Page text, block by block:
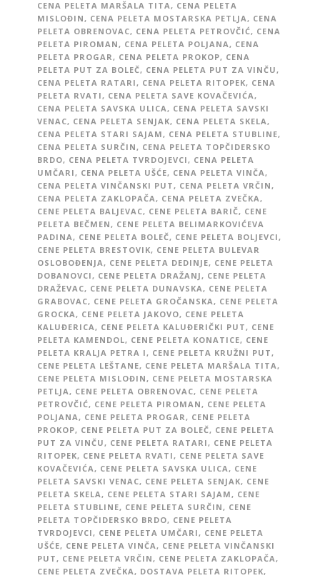
CENA PELETA MARŠALA TITA, CENA PELETA
MISLOĐIN, CENA PELETA MOSTARSKA PETLJA, CENA
PELETA OBRENOVAC, CENA PELETA PETROVČIĆ, CENA
PELETA PIROMAN, CENA PELETA POLJANA, CENA
PELETA PROGAR, CENA PELETA PROKOP, CENA
PELETA PUT ZA BOLEČ, CENA PELETA PUT ZA VINČU,
CENA PELETA RATARI, CENA PELETA RITOPEK, CENA
PELETA RVATI, CENA PELETA SAVE KOVAČEVIĆA,
CENA PELETA SAVSKA ULICA, CENA PELETA SAVSKI
VENAC, CENA PELETA SENJAK, CENA PELETA SKELA,
CENA PELETA STARI SAJAM, CENA PELETA STUBLINE,
CENA PELETA SURČIN, CENA PELETA TOPČIDERSKO
BRDO, CENA PELETA TVRDOJEVCI, CENA PELETA
UMČARI, CENA PELETA UŠĆE, CENA PELETA VINČA,
CENA PELETA VINČANSKI PUT, CENA PELETA VRČIN,
CENA PELETA ZAKLOPAČA, CENA PELETA ZVEČKA,
CENE PELETA BALJEVAC, CENE PELETA BARIČ, CENE
PELETA BEČMEN, CENE PELETA BELIMARKOVIĆEVA
PADINA, CENE PELETA BOLEČ, CENE PELETA BOLJEVCI,
CENE PELETA BRESTOVIK, CENE PELETA BULEVAR
OSLOBOĐENJA, CENE PELETA DEDINJE, CENE PELETA
DOBANOVCI, CENE PELETA DRAŽANJ, CENE PELETA
DRAŽEVAC, CENE PELETA DUNAVSKA, CENE PELETA
GRABOVAC, CENE PELETA GROČANSKA, CENE PELETA
GROCKA, CENE PELETA JAKOVO, CENE PELETA
KALUĐERICA, CENE PELETA KALUĐERIČKI PUT, CENE
PELETA KAMENDOL, CENE PELETA KONATICE, CENE
PELETA KRALJA PETRA I, CENE PELETA KRUŽNI PUT,
CENE PELETA LEŠTANE, CENE PELETA MARŠALA TITA,
CENE PELETA MISLOĐIN, CENE PELETA MOSTARSKA
PETLJA, CENE PELETA OBRENOVAC, CENE PELETA
PETROVČIĆ, CENE PELETA PIROMAN, CENE PELETA
POLJANA, CENE PELETA PROGAR, CENE PELETA
PROKOP, CENE PELETA PUT ZA BOLEČ, CENE PELETA
PUT ZA VINČU, CENE PELETA RATARI, CENE PELETA
RITOPEK, CENE PELETA RVATI, CENE PELETA SAVE
KOVAČEVIĆA, CENE PELETA SAVSKA ULICA, CENE
PELETA SAVSKI VENAC, CENE PELETA SENJAK, CENE
PELETA SKELA, CENE PELETA STARI SAJAM, CENE
PELETA STUBLINE, CENE PELETA SURČIN, CENE
PELETA TOPČIDERSKO BRDO, CENE PELETA
TVRDOJEVCI, CENE PELETA UMČARI, CENE PELETA
UŠĆE, CENE PELETA VINČA, CENE PELETA VINČANSKI
PUT, CENE PELETA VRČIN, CENE PELETA ZAKLOPAČA,
CENE PELETA ZVEČKA, DOSTAVA PELETA RITOPEK,